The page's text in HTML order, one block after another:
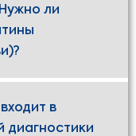
ли
в
диагностики